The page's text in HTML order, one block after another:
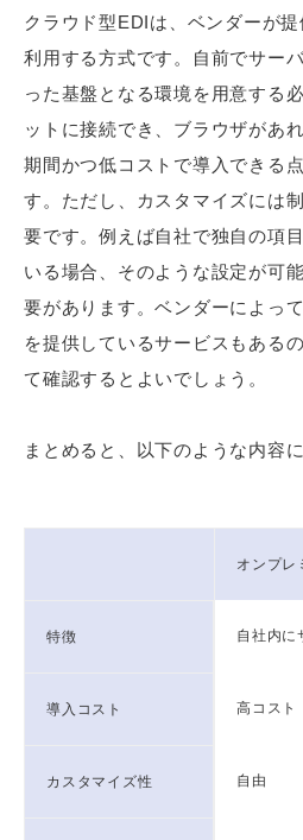
クラウド型EDIは、ベンダーが
利用する方式です。自前でサー
った基盤となる環境を用意する
ットに接続でき、ブラウザがあ
期間かつ低コストで導入できる
す。ただし、カスタマイズには
要です。例えば自社で独自の項
いる場合、そのような設定が可
要があります。ベンダーによっ
を提供しているサービスもある
て確認するとよいでしょう。
まとめると、以下のような内容に
オンプレ
特徴 自社内に
導入コスト 高コスト
カスタマイズ性 自由